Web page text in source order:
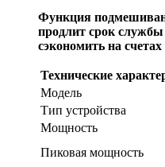
Функция
продлит срок
сэкономить на
Технические
Модель
Тип устройства
Мощность
Пиковая мощность